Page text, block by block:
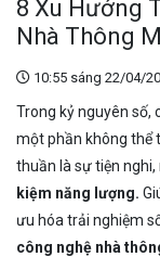
8 Xu Hướng
Nhà Thông
10:55 sáng 22/04/
Trong kỷ nguyên số,
một phần không thể
thuần là sự tiện
kiệm năng lượng.
ưu hóa trải nghiệm
công nghệ nhà